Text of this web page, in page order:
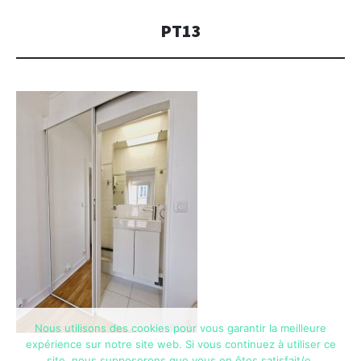
PT13
Nous utilisons des cookies pour vous garantir la meilleure
expérience sur notre site web. Si vous continuez à utiliser ce